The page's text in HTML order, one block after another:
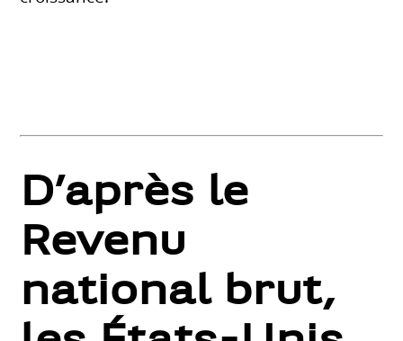
D’après le
Revenu
national brut,